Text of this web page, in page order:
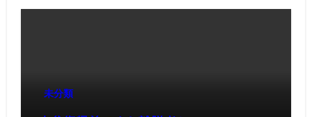
未分類